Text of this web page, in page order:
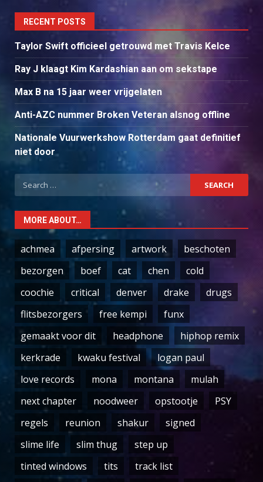
RECENT POSTS
Taylor Swift officieel getrouwd met Travis Kelce
Ray J klaagt Kim Kardashian aan om sekstape
Max B na 15 jaar weer vrijgelaten
Anti-AZC nummer Broken Veteran alsnog offline
Nationale Vuurwerkshow Rotterdam gaat definitief
niet door
Search
for:
MORE ABOUT…
achmea afpersing artwork
beschoten
bezorgen
boef cat chen
cold
coochie
critical denver drake
drugs
flitsbezorgers
free kempi
funx
gemaakt voor dit
headphone
hiphop remix
kerkrade
kwaku festival
logan paul
love records
mona montana
mulah
next chapter
noodweer opstootje
PSY
regels
reunion shakur
signed
slime life
slim thug
step up
tinted windows
tits
track list